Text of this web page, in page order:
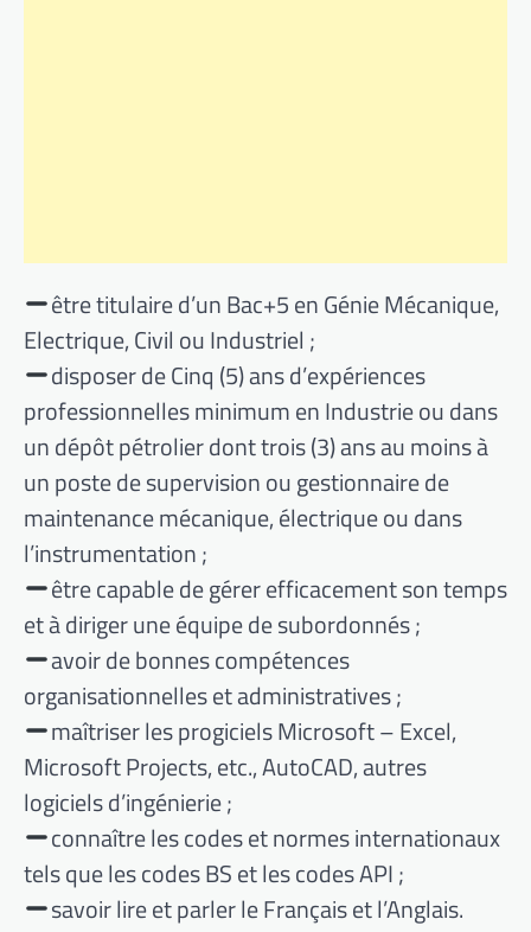
être titulaire d’un Bac+5 en Génie Mécanique,
Electrique, Civil ou Industriel ;
disposer de Cinq (5) ans d’expériences
professionnelles minimum en Industrie ou dans
un dépôt pétrolier dont trois (3) ans au moins à
un poste de supervision ou gestionnaire de
maintenance mécanique, électrique ou dans
l’instrumentation ;
être capable de gérer efficacement son temps
et à diriger une équipe de subordonnés ;
avoir de bonnes compétences
organisationnelles et administratives ;
maîtriser les progiciels Microsoft – Excel,
Microsoft Projects, etc., AutoCAD, autres
logiciels d’ingénierie ;
connaître les codes et normes internationaux
tels que les codes BS et les codes API ;
savoir lire et parler le Français et l’Anglais.